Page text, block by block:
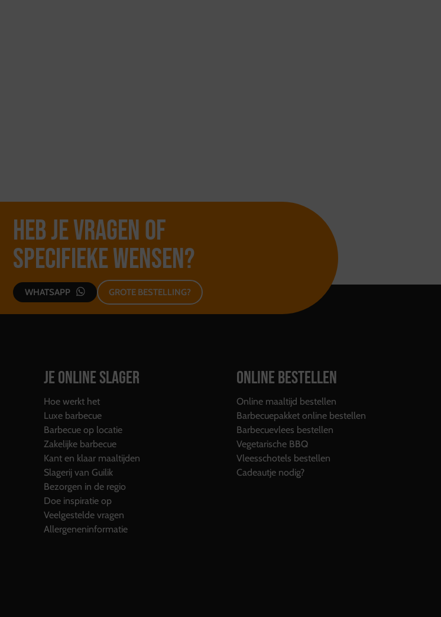
Heb je vragen of
specifieke wensen?
WHATSAPP GROTE BESTELLING?
JE ONLINE SLAGER
Hoe werkt het
Luxe barbecue
Barbecue op locatie
Zakelijke barbecue
Kant en klaar maaltijden
Slagerij van Guilik
Bezorgen in de regio
Doe inspiratie op
Veelgestelde vragen
Allergeneninformatie
ONLINE BESTELLEN
Online maaltijd bestellen
Barbecuepakket online bestellen
Barbecuevlees bestellen
Vegetarische BBQ
Vleesschotels bestellen
Cadeautje nodig?